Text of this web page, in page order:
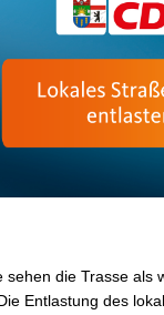
die Trasse als
Entlastung des